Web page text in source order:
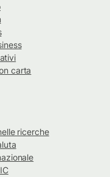
carta
ricerche